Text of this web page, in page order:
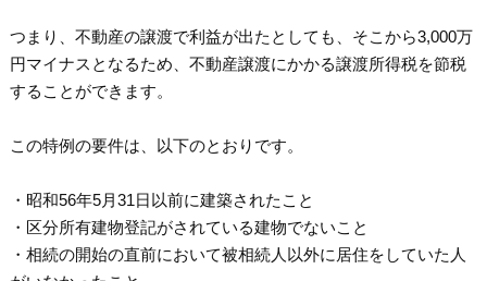
つまり、不動産の譲渡で利益が出たとしても、そこから3,000万
円マイナスとなるため、不動産譲渡にかかる譲渡所得税を節税
することができます。
この特例の要件は、以下のとおりです。
・昭和56年5月31日以前に建築されたこと
・区分所有建物登記がされている建物でないこと
・相続の開始の直前において被相続人以外に居住をしていた人